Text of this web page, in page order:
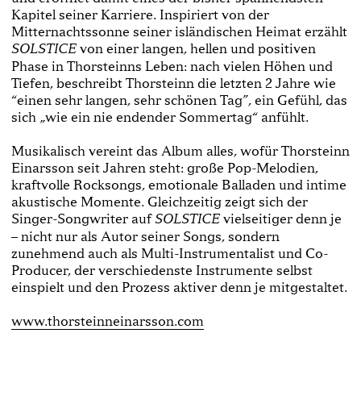
Kapitel seiner Karriere. Inspiriert von der
Mitternachtssonne seiner isländischen Heimat erzählt
SOLSTICE von einer langen, hellen und positiven
Phase in Thorsteinns Leben: nach vielen Höhen und
Tiefen, beschreibt Thorsteinn die letzten 2 Jahre wie
“einen sehr langen, sehr schönen Tag”, ein Gefühl, das
sich „wie ein nie endender Sommertag“ anfühlt.
Musikalisch vereint das Album alles, wofür Thorsteinn
Einarsson seit Jahren steht: große Pop-Melodien,
kraftvolle Rocksongs, emotionale Balladen und intime
akustische Momente. Gleichzeitig zeigt sich der
Singer-Songwriter aufSOLSTICE vielseitiger denn je
– nicht nur als Autor seiner Songs, sondern
zunehmend auch als Multi-Instrumentalist und Co-
Producer, der verschiedenste Instrumente selbst
einspielt und den Prozess aktiver denn je mitgestaltet.
www.thorsteinneinarsson.com